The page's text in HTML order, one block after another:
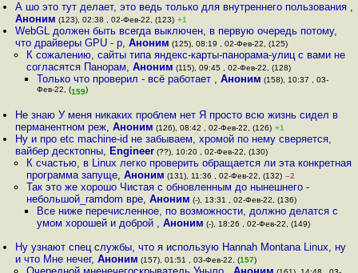
А шо это тут делает, это ведь только для внутреннего пользования ,
Аноним (123), 02:38 , 02-Фев-22, (123) +1
WebGL должен быть всегда выключен, в первую очередь потому,
что драйверы GPU - р,Аноним (125), 08:19 , 02-Фев-22, (125)
К сожалению, сайты типа яндекс-карты-панорама-улиц с вами не
согласятся Панорам, Аноним (115), 09:45 , 02-Фев-22, (128)
Только что проверил - всё работает , Аноним (158), 10:37 , 03-
Фев-22, (159)
Не знаю У меня никаких проблем нет Я просто всю жизнь сидел в
перманентном реж,Аноним (126), 08:42 , 02-Фев-22, (126) +1
Ну и про etc machine-id не забываем, хромой по нему сверяется,
вайбер десктопны, Engineer (??), 10:20 , 02-Фев-22, (130)
К счастью, в Linux легко проверить обращается ли эта конкретная
программа запуще, Аноним (131), 11:36 , 02-Фев-22, (132) –2
Так это же хорошо Чистая с обновленным до нынешнего -
небольшой_ramdom вре, Аноним (-), 13:31 , 02-Фев-22, (136)
Все ниже перечисленное, по возможности, должно делатся с
умом хорошей и доброй , Аноним (-), 18:26 , 02-Фев-22, (149)
Ну узнают спец службы, что я использую Hannah Montana Linux, ну
и что Мне нечег,Аноним (157), 01:51 , 03-Фев-22, (157)